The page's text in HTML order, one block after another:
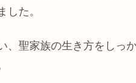
した。
、聖家族の生き方をしっ